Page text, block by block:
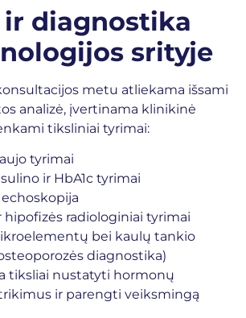
diagnostika
srityje
metu atliekama išsami
analizė, įvertinama klinikinė
tiksliniai tyrimai:
tyrimai
ir HbA1c tyrimai
radiologiniai tyrimai
bei kaulų tankio
diagnostika)
tiksliai nustatyti hormonų
ir parengti veiksmingą